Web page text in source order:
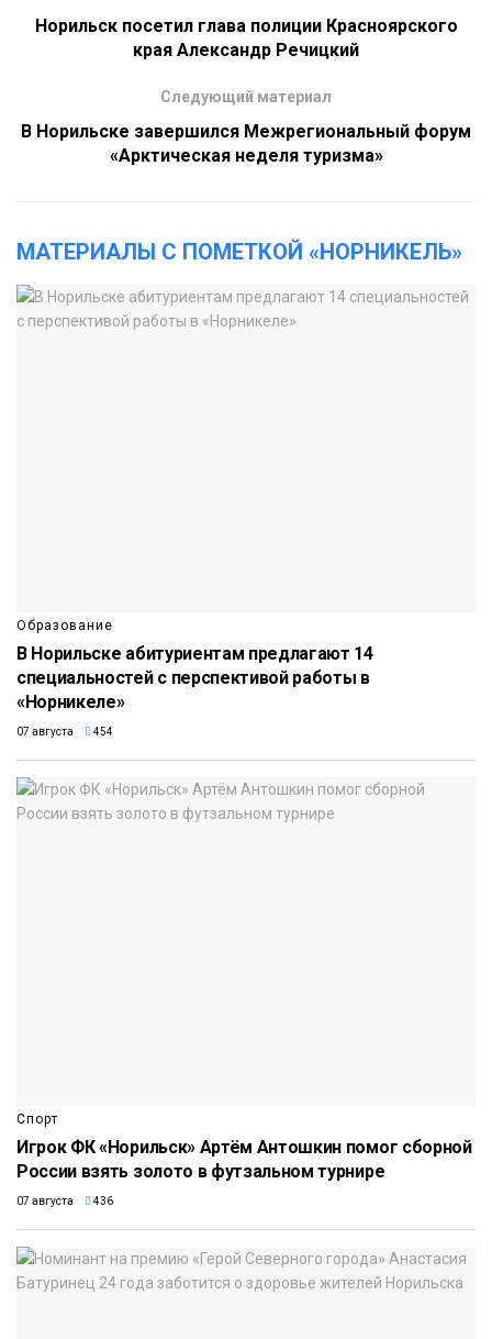
Норильск посетил глава полиции Красноярского
края Александр Речицкий
Следующий материал
В Норильске завершился Межрегиональный форум
«Арктическая неделя туризма»
МАТЕРИАЛЫ С ПОМЕТКОЙ «НОРНИКЕЛЬ»
Образование
В Норильске абитуриентам предлагают 14
специальностей с перспективой работы в
«Норникеле»
07 августа 454
Спорт
Игрок ФК «Норильск» Артём Антошкин помог сборной
России взять золото в футзальном турнире
07 августа 436